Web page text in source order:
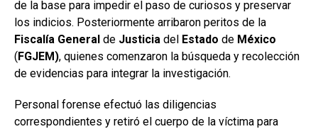
de la base para impedir el paso de curiosos y preservar
los indicios. Posteriormente arribaron peritos de la
Fiscalía General de Justicia del Estado de México
(FGJEM), quienes comenzaron la búsqueda y recolección
de evidencias para integrar la investigación.
Personal forense efectuó las diligencias
correspondientes y retiró el cuerpo de la víctima para